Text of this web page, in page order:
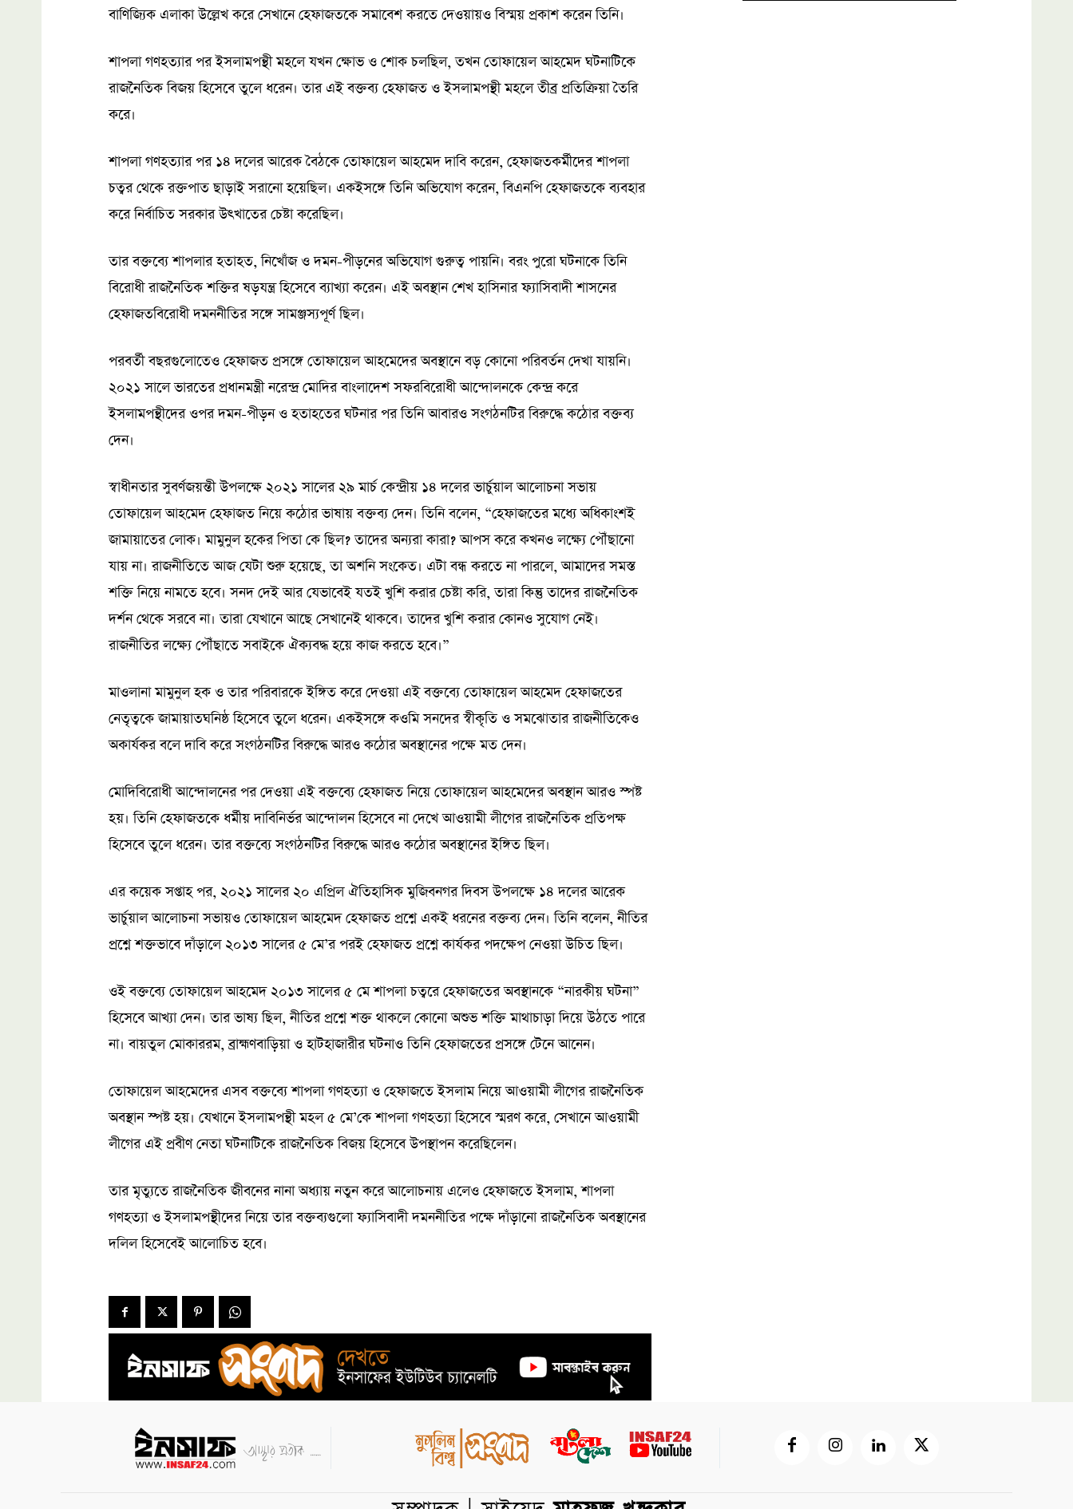
বাণিজ্যিক এলাকা উল্লেখ করে সেখানে হেফাজতকে সমাবেশ করতে দেওয়ায়ও বিস্ময় প্রকাশ করেন তিনি।
শাপলা গণহত্যার পর ইসলামপন্থী মহলে যখন ক্ষোভ ও শোক চলছিল, তখন তোফায়েল আহমেদ ঘটনাটিকে
রাজনৈতিক বিজয় হিসেবে তুলে ধরেন। তার এই বক্তব্য হেফাজত ও ইসলামপন্থী মহলে তীব্র প্রতিক্রিয়া তৈরি
করে।
শাপলা গণহত্যার পর ১৪ দলের আরেক বৈঠকে তোফায়েল আহমেদ দাবি করেন, হেফাজতকর্মীদের শাপলা
চত্বর থেকে রক্তপাত ছাড়াই সরানো হয়েছিল। একইসঙ্গে তিনি অভিযোগ করেন, বিএনপি হেফাজতকে ব্যবহার
করে নির্বাচিত সরকার উৎখাতের চেষ্টা করেছিল।
তার বক্তব্যে শাপলার হতাহত, নিখোঁজ ও দমন-পীড়নের অভিযোগ গুরুত্ব পায়নি। বরং পুরো ঘটনাকে তিনি
বিরোধী রাজনৈতিক শক্তির ষড়যন্ত্র হিসেবে ব্যাখ্যা করেন। এই অবস্থান শেখ হাসিনার ফ্যাসিবাদী শাসনের
হেফাজতবিরোধী দমননীতির সঙ্গে সামঞ্জস্যপূর্ণ ছিল।
পরবর্তী বছরগুলোতেও হেফাজত প্রসঙ্গে তোফায়েল আহমেদের অবস্থানে বড় কোনো পরিবর্তন দেখা যায়নি।
২০২১ সালে ভারতের প্রধানমন্ত্রী নরেন্দ্র মোদির বাংলাদেশ সফরবিরোধী আন্দোলনকে কেন্দ্র করে
ইসলামপন্থীদের ওপর দমন-পীড়ন ও হতাহতের ঘটনার পর তিনি আবারও সংগঠনটির বিরুদ্ধে কঠোর বক্তব্য
দেন।
স্বাধীনতার সুবর্ণজয়ন্তী উপলক্ষে ২০২১ সালের ২৯ মার্চ কেন্দ্রীয় ১৪ দলের ভার্চুয়াল আলোচনা সভায়
তোফায়েল আহমেদ হেফাজত নিয়ে কঠোর ভাষায় বক্তব্য দেন। তিনি বলেন, “হেফাজতের মধ্যে অধিকাংশই
জামায়াতের লোক। মামুনুল হকের পিতা কে ছিল? তাদের অন্যরা কারা? আপস করে কখনও লক্ষ্যে পৌঁছানো
যায় না। রাজনীতিতে আজ যেটা শুরু হয়েছে, তা অশনি সংকেত। এটা বন্ধ করতে না পারলে, আমাদের সমস্ত
শক্তি নিয়ে নামতে হবে। সনদ দেই আর যেভাবেই যতই খুশি করার চেষ্টা করি, তারা কিন্তু তাদের রাজনৈতিক
দর্শন থেকে সরবে না। তারা যেখানে আছে সেখানেই থাকবে। তাদের খুশি করার কোনও সুযোগ নেই।
রাজনীতির লক্ষ্যে পৌঁছাতে সবাইকে ঐক্যবদ্ধ হয়ে কাজ করতে হবে।”
মাওলানা মামুনুল হক ও তার পরিবারকে ইঙ্গিত করে দেওয়া এই বক্তব্যে তোফায়েল আহমেদ হেফাজতের
নেতৃত্বকে জামায়াতঘনিষ্ঠ হিসেবে তুলে ধরেন। একইসঙ্গে কওমি সনদের স্বীকৃতি ও সমঝোতার রাজনীতিকেও
অকার্যকর বলে দাবি করে সংগঠনটির বিরুদ্ধে আরও কঠোর অবস্থানের পক্ষে মত দেন।
মোদিবিরোধী আন্দোলনের পর দেওয়া এই বক্তব্যে হেফাজত নিয়ে তোফায়েল আহমেদের অবস্থান আরও স্পষ্ট
হয়। তিনি হেফাজতকে ধর্মীয় দাবিনির্ভর আন্দোলন হিসেবে না দেখে আওয়ামী লীগের রাজনৈতিক প্রতিপক্ষ
হিসেবে তুলে ধরেন। তার বক্তব্যে সংগঠনটির বিরুদ্ধে আরও কঠোর অবস্থানের ইঙ্গিত ছিল।
এর কয়েক সপ্তাহ পর, ২০২১ সালের ২০ এপ্রিল ঐতিহাসিক মুজিবনগর দিবস উপলক্ষে ১৪ দলের আরেক
ভার্চুয়াল আলোচনা সভায়ও তোফায়েল আহমেদ হেফাজত প্রশ্নে একই ধরনের বক্তব্য দেন। তিনি বলেন, নীতির
প্রশ্নে শক্তভাবে দাঁড়ালে ২০১৩ সালের ৫ মে’র পরই হেফাজত প্রশ্নে কার্যকর পদক্ষেপ নেওয়া উচিত ছিল।
ওই বক্তব্যে তোফায়েল আহমেদ ২০১৩ সালের ৫ মে শাপলা চত্বরে হেফাজতের অবস্থানকে “নারকীয় ঘটনা”
হিসেবে আখ্যা দেন। তার ভাষ্য ছিল, নীতির প্রশ্নে শক্ত থাকলে কোনো অশুভ শক্তি মাথাচাড়া দিয়ে উঠতে পারে
না। বায়তুল মোকাররম, ব্রাহ্মণবাড়িয়া ও হাটহাজারীর ঘটনাও তিনি হেফাজতের প্রসঙ্গে টেনে আনেন।
তোফায়েল আহমেদের এসব বক্তব্যে শাপলা গণহত্যা ও হেফাজতে ইসলাম নিয়ে আওয়ামী লীগের রাজনৈতিক
অবস্থান স্পষ্ট হয়। যেখানে ইসলামপন্থী মহল ৫ মে’কে শাপলা গণহত্যা হিসেবে স্মরণ করে, সেখানে আওয়ামী
লীগের এই প্রবীণ নেতা ঘটনাটিকে রাজনৈতিক বিজয় হিসেবে উপস্থাপন করেছিলেন।
তার মৃত্যুতে রাজনৈতিক জীবনের নানা অধ্যায় নতুন করে আলোচনায় এলেও হেফাজতে ইসলাম, শাপলা
গণহত্যা ও ইসলামপন্থীদের নিয়ে তার বক্তব্যগুলো ফ্যাসিবাদী দমননীতির পক্ষে দাঁড়ানো রাজনৈতিক অবস্থানের
দলিল হিসেবেই আলোচিত হবে।